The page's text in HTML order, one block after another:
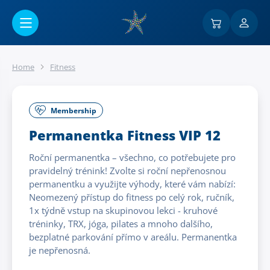
Home Fitness
Membership
Permanentka Fitness VIP 12
Roční permanentka – všechno, co potřebujete pro
pravidelný trénink! Zvolte si roční nepřenosnou
permanentku a využijte výhody, které vám nabízí:
Neomezený přístup do fitness po celý rok, ručník,
1x týdně vstup na skupinovou lekci - kruhové
tréninky, TRX, jóga, pilates a mnoho dalšího,
bezplatné parkování přímo v areálu. Permanentka
je nepřenosná.